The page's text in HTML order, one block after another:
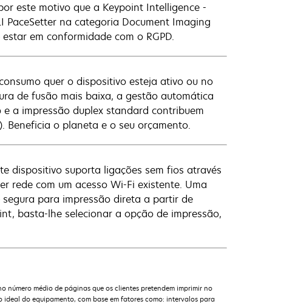
este motivo que a Keypoint Intelligence -
PaceSetter na categoria Document Imaging
em conformidade com o RGPD.
quer o dispositivo esteja ativo ou no
de fusão mais baixa, a gestão automática
a impressão duplex standard contribuem
Beneficia o planeta e o seu orçamento.
dispositivo suporta ligações sem fios através
rede com um acesso Wi-Fi existente. Uma
para impressão direta a partir de
basta-lhe selecionar a opção de impressão,
número médio de páginas que os clientes pretendem imprimir no
do equipamento, com base em fatores como: intervalos para